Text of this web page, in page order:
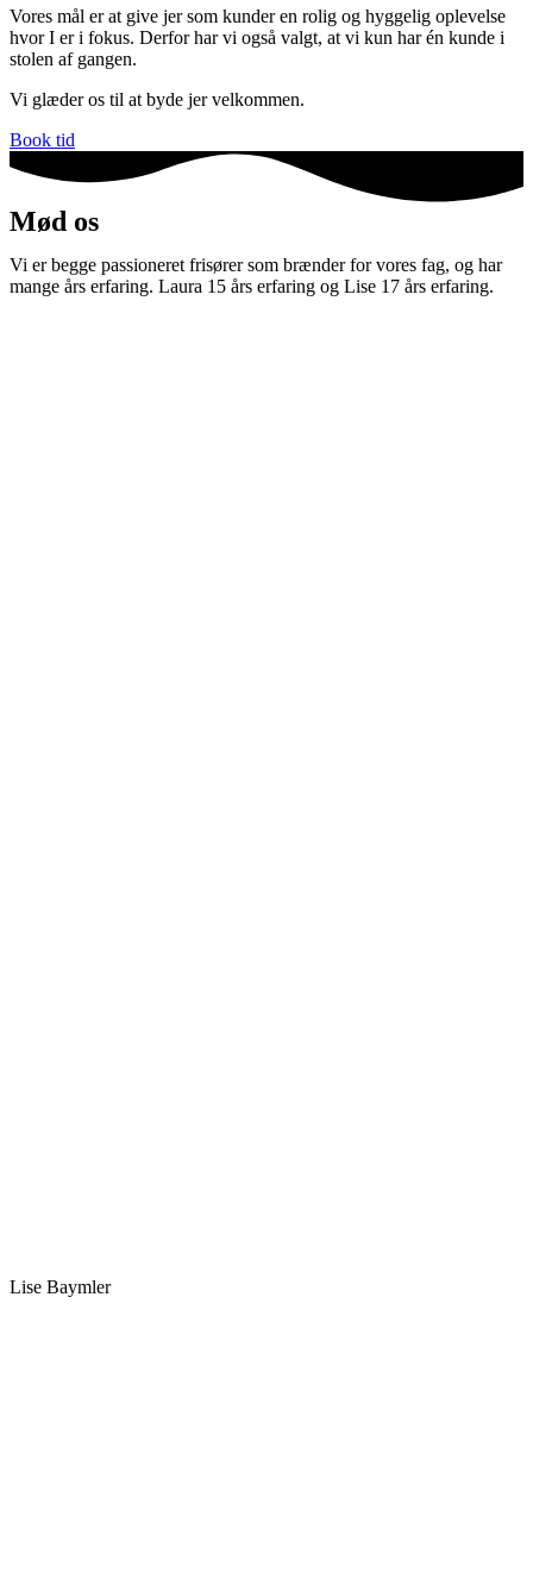
Vores mål er at give jer som kunder en rolig og hyggelig oplevelse
hvor I er i fokus. Derfor har vi også valgt, at vi kun har én kunde i
stolen af gangen.
Vi glæder os til at byde jer velkommen.
Book tid
Mød os
Vi er begge passioneret frisører som brænder for vores fag, og har
mange års erfaring. Laura 15 års erfaring og Lise 17 års erfaring.
Lise Baymler